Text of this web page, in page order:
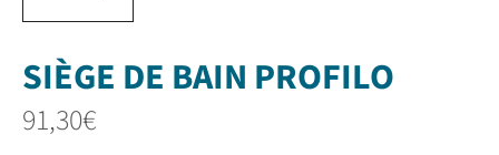
SIÈGE DE BAIN PROFILO
91,30€